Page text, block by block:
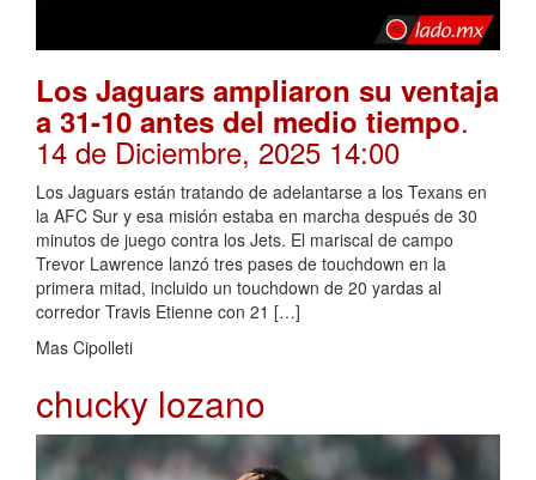
Los Jaguars ampliaron su ventaja
a 31-10 antes del medio tiempo.
14 de Diciembre, 2025 14:00
Los Jaguars están tratando de adelantarse a los Texans en
la AFC Sur y esa misión estaba en marcha después de 30
minutos de juego contra los Jets. El mariscal de campo
Trevor Lawrence lanzó tres pases de touchdown en la
primera mitad, incluido un touchdown de 20 yardas al
corredor Travis Etienne con 21 […]
Mas Cipolleti
chucky lozano